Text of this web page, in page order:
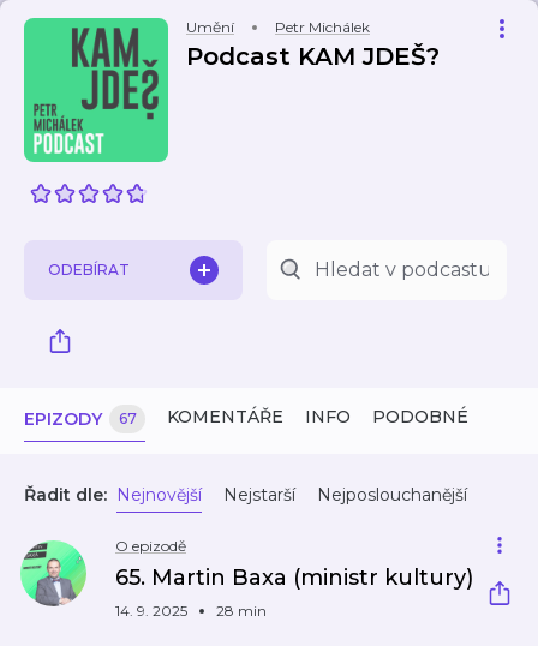
Umění Petr Michálek
Podcast KAM JDEŠ?
ODEBÍRAT
EPIZODY 67 KOMENTÁŘE INFO PODOBNÉ
Řadit dle: Nejnovější Nejstarší Nejposlouchanější
O epizodě
65. Martin Baxa (ministr kultury)
14. 9. 2025 28 min